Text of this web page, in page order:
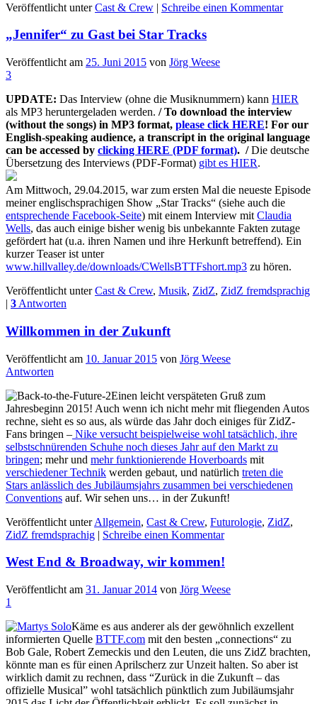
Veröffentlicht unter Cast & Crew | Schreibe einen Kommentar
„Jennifer“ zu Gast bei Star Tracks
Veröffentlicht am 25. Juni 2015 von Jörg Weese
3
UPDATE: Das Interview (ohne die Musiknummern) kann HIER
als MP3 heruntergeladen werden. / To download the interview
(without the songs) in MP3 format, please click HERE! For our
English-speaking audience, a transcript in the original language
can be accessed by clicking HERE (PDF format). /Die deutsche
Übersetzung des Interviews (PDF-Format) gibt es HIER.
Am Mittwoch, 29.04.2015, war zum ersten Mal die neueste Episode
meiner englischsprachigen Show „Star Tracks“ (siehe auch die
entsprechende Facebook-Seite) mit einem Interview mit Claudia
Wells, das auch einige bisher wenig bis unbekannte Fakten zutage
gefördert hat (u.a. ihren Namen und ihre Herkunft betreffend). Ein
kurzer Teaser ist unter
www.hillvalley.de/downloads/CWellsBTTFshort.mp3 zu hören.
Veröffentlicht unter Cast & Crew, Musik, ZidZ, ZidZ fremdsprachig
| 3 Antworten
Willkommen in der Zukunft
Veröffentlicht am 10. Januar 2015 von Jörg Weese
Antworten
Einen leicht verspäteten Gruß zum
Jahresbeginn 2015! Auch wenn ich nicht mehr mit fliegenden Autos
rechne, sieht es so aus, als würde das Jahr doch einiges für ZidZ-
Fans bringen – Nike versucht beispielweise wohl tatsächlich, ihre
selbstschnürenden Schuhe noch dieses Jahr auf den Markt zu
bringen; mehr und mehr funktionierende Hoverboards mit
verschiedener Technik werden gebaut, und natürlich treten die
Stars anlässlich des Jubiläumsjahrs zusammen bei verschiedenen
Conventions auf. Wir sehen uns… in der Zukunft!
Veröffentlicht unter Allgemein, Cast & Crew, Futurologie, ZidZ,
ZidZ fremdsprachig | Schreibe einen Kommentar
West End & Broadway, wir kommen!
Veröffentlicht am 31. Januar 2014 von Jörg Weese
1
Käme es aus anderer als der gewöhnlich exzellent
informierten Quelle BTTF.com mit den besten „connections“ zu
Bob Gale, Robert Zemeckis und den Leuten, die uns ZidZ brachten,
könnte man es für einen Aprilscherz zur Unzeit halten. So aber ist
wirklich damit zu rechnen, dass “Zurück in die Zukunft – das
offizielle Musical” wohl tatsächlich pünktlich zum Jubiläumsjahr